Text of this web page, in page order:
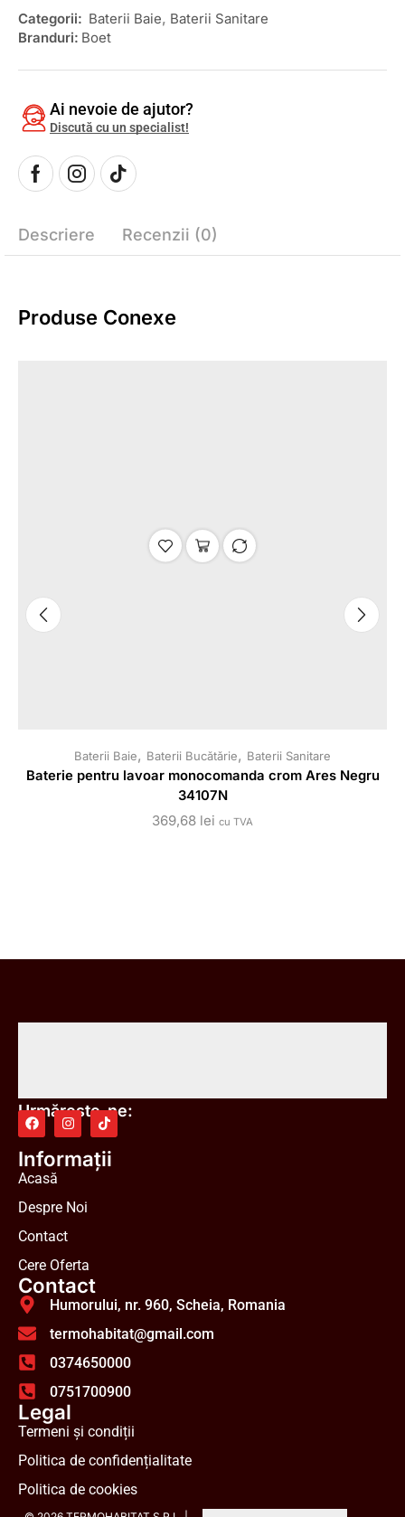
Categorii: Baterii Baie, Baterii Sanitare
Branduri: Boet
Ai nevoie de ajutor?
Discută cu un specialist!
Descriere Recenzii (0)
Produse Conexe
Baterii Baie, Baterii Bucătărie, Baterii Sanitare
Baterie pentru lavoar monocomanda crom Ares Negru
34107N
369,68 lei cu TVA
Urmărește-ne:
Informații
Acasă
Despre Noi
Contact
Cere Oferta
Contact
Humorului, nr. 960, Scheia, Romania
termohabitat@gmail.com
0374650000
0751700900
Legal
Termeni și condiții
Politica de confidențialitate
Politica de cookies